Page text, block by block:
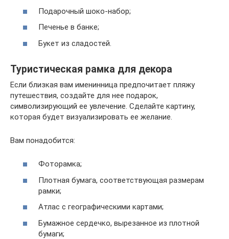
Подарочный шоко-набор;
Печенье в банке;
Букет из сладостей.
Туристическая рамка для декора
Если близкая вам именинница предпочитает пляжу
путешествия, создайте для нее подарок,
символизирующий ее увлечение. Сделайте картину,
которая будет визуализировать ее желание.
Вам понадобится:
Фоторамка;
Плотная бумага, соответствующая размерам
рамки;
Атлас с географическими картами;
Бумажное сердечко, вырезанное из плотной
бумаги;